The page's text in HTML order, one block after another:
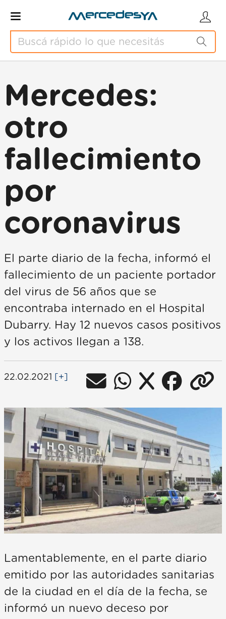
Mercedes:
otro
fallecimiento
por
coronavirus
El parte diario de la fecha, informó el
fallecimiento de un paciente portador
del virus de 56 años que se
encontraba internado en el Hospital
Dubarry. Hay 12 nuevos casos positivos
y los activos llegan a 138.
22.02.2021 [+]
Lamentablemente, en el parte diario
emitido por las autoridades sanitarias
de la ciudad en el día de la fecha, se
informó un nuevo deceso por